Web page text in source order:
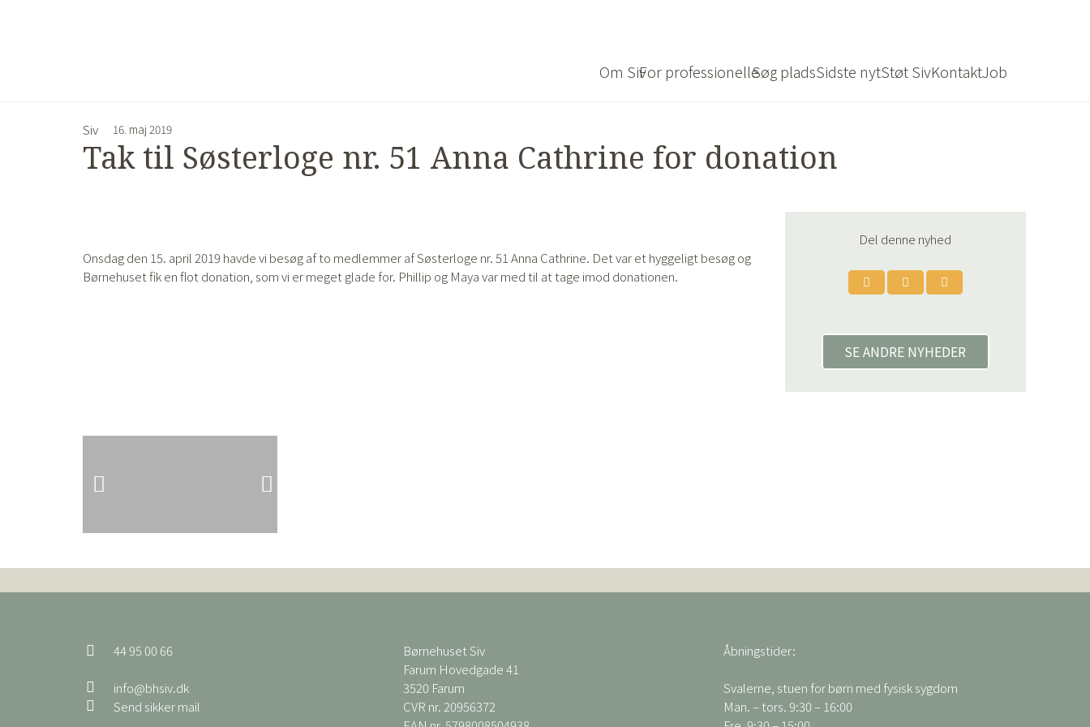
Om SivFor professionelleSøg pladsSidste nytStøt SivKontaktJob
Siv 16. maj 2019
Tak til Søsterloge nr. 51 Anna Cathrine for donation
Onsdag den 15. april 2019 havde vi besøg af to medlemmer af Søsterloge nr. 51 Anna Cathrine. Det var et hyggeligt besøg og
Børnehuset fik en flot donation, som vi er meget glade for. Phillip og Maya var med til at tage imod donationen.
Del denne nyhed
SE ANDRE NYHEDER
44 95 00 66
info@bhsiv.dk
Send sikker mail
Børnehuset Siv
Farum Hovedgade 41
3520 Farum
CVR nr. 20956372
Åbningstider:
Svalerne, stuen for børn med fysisk sygdom
Man. – tors. 9:30 – 16:00